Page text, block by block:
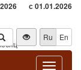
с 01.01.2026
Ru En